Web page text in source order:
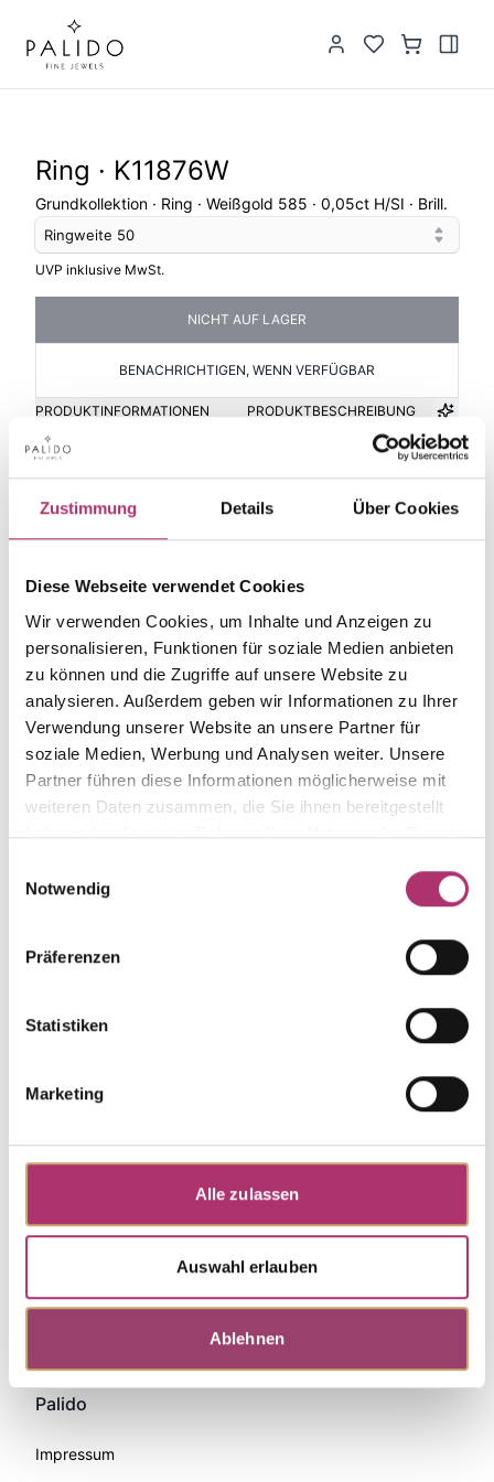
Zustimmung Details Über Cookies
Diese Webseite verwendet Cookies
Wir verwenden Cookies, um Inhalte und Anzeigen zu
personalisieren, Funktionen für soziale Medien anbieten
zu können und die Zugriffe auf unsere Website zu
analysieren. Außerdem geben wir Informationen zu Ihrer
Verwendung unserer Website an unsere Partner für
soziale Medien, Werbung und Analysen weiter. Unsere
Partner führen diese Informationen möglicherweise mit
weiteren Daten zusammen, die Sie ihnen bereitgestellt
haben oder die sie im Rahmen Ihrer Nutzung der Dienste
Notwendig
Präferenzen
Statistiken
Marketing
Alle zulassen
Auswahl erlauben
Ablehnen
Ring · K11876W
Grundkollektion · Ring · Weißgold 585 · 0,05ct H/SI · Brill.
Ringweite 50
UVP inklusive MwSt.
NICHT AUF LAGER
BENACHRICHTIGEN, WENN VERFÜGBAR
PRODUKTINFORMATIONEN PRODUKTBESCHREIBUNG
Artikelgruppe
Ring
Material
Gold
Gewicht
Laufnummer
9010595819049
-
Feingehalt
Steinfarbe
weiß
Steinart
Diamant
Stein
Brill.
Ringweite
Palido
Impressum